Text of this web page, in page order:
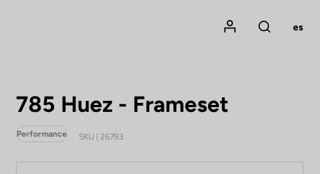
Mon compte
Rechercher
es
785 Huez - Frameset
Performance SKU | 26793